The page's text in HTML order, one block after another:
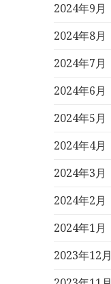
2024年9月
2024年8月
2024年7月
2024年6月
2024年5月
2024年4月
2024年3月
2024年2月
2024年1月
2023年12月